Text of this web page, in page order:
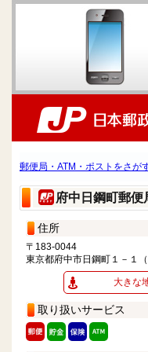
郵便局・ATM・ポストをさが
府中日鋼町郵便
住所
〒183-0044
東京都府中市日鋼町１－１
大きな
取り扱いサービス